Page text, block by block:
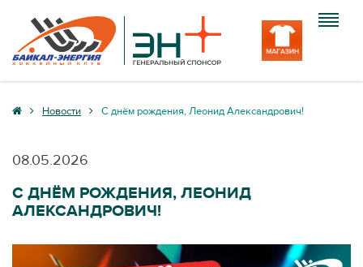
Клуб
Медиа
Новости С днём рождения, Леонид Александрович!
08.05.2026
С ДНЁМ РОЖДЕНИЯ, ЛЕОНИД
АЛЕКСАНДРОВИЧ!